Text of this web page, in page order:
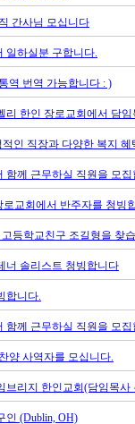
간사님 모십니다
일하실분 구합니다.
역 번역 가능합니다 : )
리 한인 장로교회에서 담임
인 직장과 다양한 복지 혜
함께 근무하실 직원을 모집
로교회에서 반주자를 청빙
등학교친구 조길형을 찾
너 솔리스트 청빙합니다
합니다.
함께 근무하실 직원을 모집
양 사역자를 모십니다.
브리지 한인교회(담임목사
인 (Dublin, OH)